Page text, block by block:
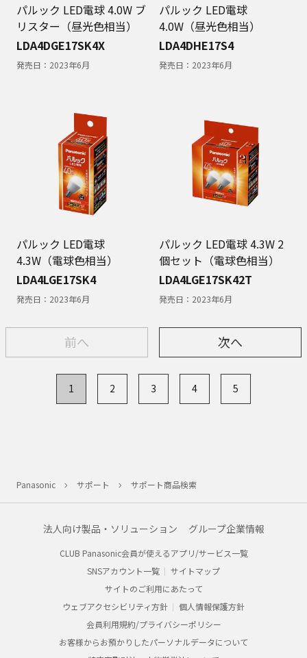
パルック LED電球 4.0W ブ
リスター（昼光色相当）
LDA4DGE17SK4X
発売日： 2023年6月
パルック LED電球
4.0W（昼光色相当）
LDA4DHE17S4
発売日： 2023年6月
パルック LED電球
4.3W（電球色相当）
LDA4LGE17SK4
発売日： 2023年6月
パルック LED電球 4.3W 2
個セット（電球色相当）
LDA4LGE17SK42T
発売日： 2023年6月
前へ
1 2 3 4 5
次へ
Panasonic サポート サポート商品検索
法人向け製品・ソリューション グループ企業情報
CLUB Panasonic会員が使えるアプリ/サービス一覧
SNSアカウント一覧
サイトマップ
サイトのご利用にあたって
ウェブアクセシビリティ方針
個人情報保護方針
会員利用規約/プライバシーポリシー
お客様からお預かりしたパーソナルデータについて